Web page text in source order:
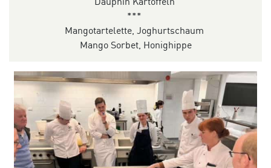
***
Mangotartelette, Joghurtschaum
Mango Sorbet, Honighippe